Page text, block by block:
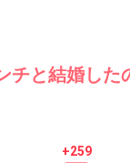
チと結婚した
+259